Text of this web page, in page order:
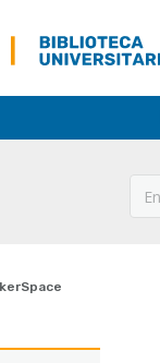
Biblioteca
ULPGC